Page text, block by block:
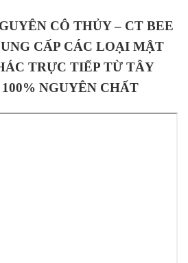
CÔ THỦY – CT BEE
CẤP CÁC LOẠI MẬT
TRỰC TIẾP TỪ TÂY
NGUYÊN CHẤT​